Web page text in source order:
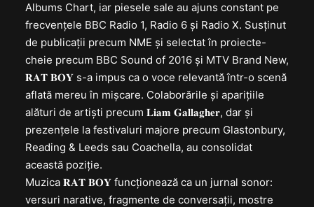
Albums Chart, iar piesele sale au ajuns constant pe
frecvențele BBC Radio 1, Radio 6 și Radio X. Susținut
de publicații precum NME și selectat în proiecte-
cheie precum BBC Sound of 2016 și MTV Brand New,
𝐑𝐀𝐓 𝐁𝐎𝐘 s-a impus ca o voce relevantă într-o scenă
aflată mereu în mișcare. Colaborările și aparițiile
alături de artiști precum 𝐋𝐢𝐚𝐦 𝐆𝐚𝐥𝐥𝐚𝐠𝐡𝐞𝐫, dar și
prezențele la festivaluri majore precum Glastonbury,
Reading & Leeds sau Coachella, au consolidat
această poziție.
Muzica 𝐑𝐀𝐓 𝐁𝐎𝐘 funcționează ca un jurnal sonor:
versuri narative, fragmente de conversații, mostre